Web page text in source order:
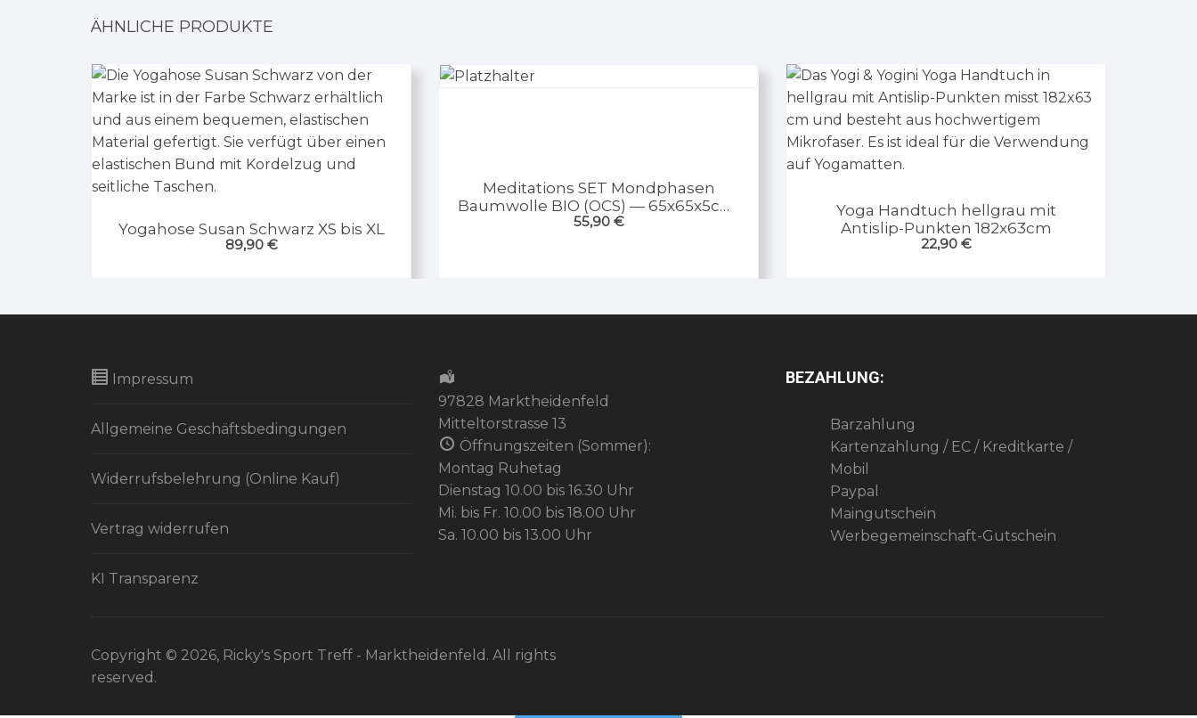
ÄHNLICHE PRODUKTE
Yogahose Susan Schwarz XS bis XL
89,90 €
Meditations SET Mondphasen
Baumwolle BIO (OCS) — 65x65x5cm;
±2500g
55,90 €
Yoga Handtuch hellgrau mit
Antislip-Punkten 182x63cm
22,90 €
Impressum
Allgemeine Geschäftsbedingungen
Widerrufsbelehrung (Online Kauf)
Vertrag widerrufen
KI Transparenz
97828 Marktheidenfeld
Mitteltorstrasse 13
Öffnungszeiten (Sommer):
Montag Ruhetag
Dienstag 10.00 bis 16.30 Uhr
Mi. bis Fr. 10.00 bis 18.00 Uhr
Sa. 10.00 bis 13.00 Uhr
BEZAHLUNG:
Barzahlung
Kartenzahlung / EC / Kreditkarte /
Mobil
Paypal
Maingutschein
Werbegemeinschaft-Gutschein
Copyright © 2026, Ricky's Sport Treff - Marktheidenfeld. All rights
reserved.